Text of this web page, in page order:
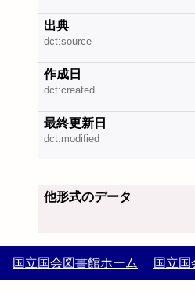
出典
dct:source
作成日
dct:created
最終更新日
dct:modified
他形式のデータ
国立国会図書館ホーム 国立国